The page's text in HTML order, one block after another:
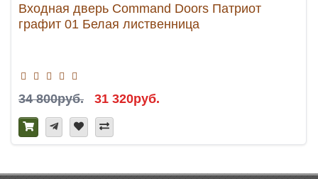
Входная дверь Command Doors Патриот
графит 01 Белая лиственница
34 800руб. 31 320руб.